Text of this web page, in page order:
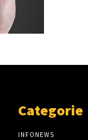
Categorie
INFONEWS